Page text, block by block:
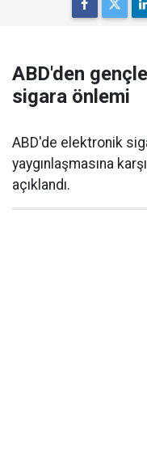
ABD'den
sigara önlemi
ABD'de elektronik
yaygınlaşmasına
açıklandı.